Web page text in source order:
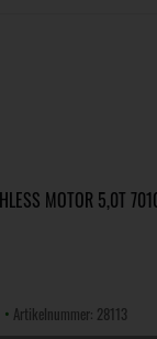
MOTOR 5,0T
• Artikelnummer: 28113